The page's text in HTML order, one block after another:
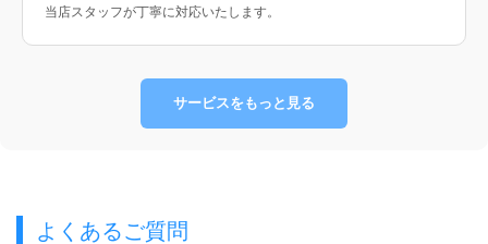
当店スタッフが丁寧に対応いたします。
サービスをもっと見る
よくあるご質問